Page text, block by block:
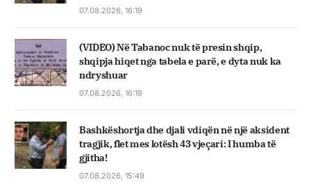
07.08.2026, 16:19
(VIDEO) Në Tabanoc nuk të presin shqip,
shqipja hiqet nga tabela e parë, e dyta nuk ka
ndryshuar
07.08.2026, 16:19
Bashkëshortja dhe djali vdiqën në një aksident
tragjik, flet mes lotësh 43 vjeçari: I humba të
gjitha!
07.08.2026, 15:49